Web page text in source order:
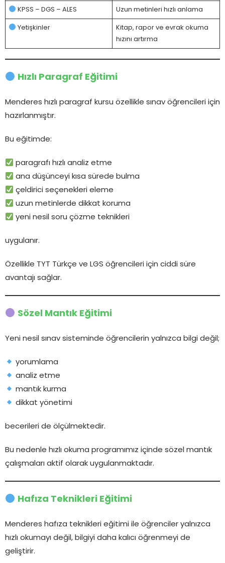
KPSS – DGS – ALES Uzun metinleri hızlı anlama
Yetişkinler
Kitap, rapor ve evrak okuma
hızını artırma
Hızlı Paragraf Eğitimi
Menderes hızlı paragraf kursu özellikle sınav öğrencileri için
hazırlanmıştır.
Bu eğitimde:
paragrafı hızlı analiz etme
ana düşünceyi kısa sürede bulma
çeldirici seçenekleri eleme
uzun metinlerde dikkat koruma
yeni nesil soru çözme teknikleri
uygulanır.
Özellikle TYT Türkçe ve LGS öğrencileri için ciddi süre
avantajı sağlar.
Sözel Mantık Eğitimi
Yeni nesil sınav sisteminde öğrencilerin yalnızca bilgi değil;
yorumlama
analiz etme
mantık kurma
dikkat yönetimi
becerileri de ölçülmektedir.
Bu nedenle hızlı okuma programımız içinde sözel mantık
çalışmaları aktif olarak uygulanmaktadır.
Hafıza Teknikleri Eğitimi
Menderes hafıza teknikleri eğitimi ile öğrenciler yalnızca
hızlı okumayı değil, bilgiyi daha kalıcı öğrenmeyi de
geliştirir.